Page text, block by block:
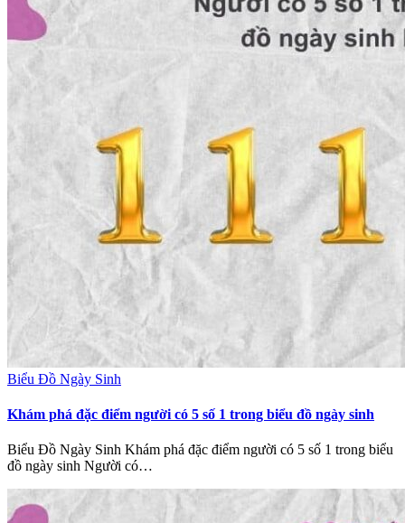
Biểu Đồ Ngày Sinh
Khám phá đặc điểm người có 5 số 1 trong biểu đồ ngày sinh
Biểu Đồ Ngày Sinh Khám phá đặc điểm người có 5 số 1 trong biểu
đồ ngày sinh Người có…